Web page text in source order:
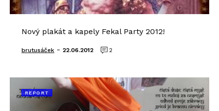
Nový plakát a kapely Fekal Party 2012!
brutusáček - 22.06.2012 2
REPORT